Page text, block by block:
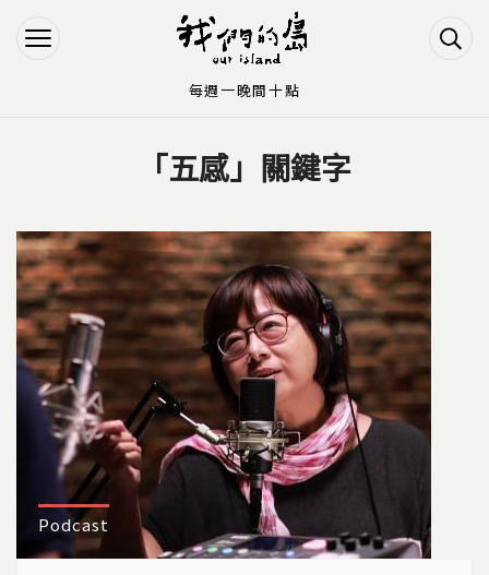
Jump to Navigation
Jump to Main content
「五感」關鍵字
Podcast
每週一晚間十點